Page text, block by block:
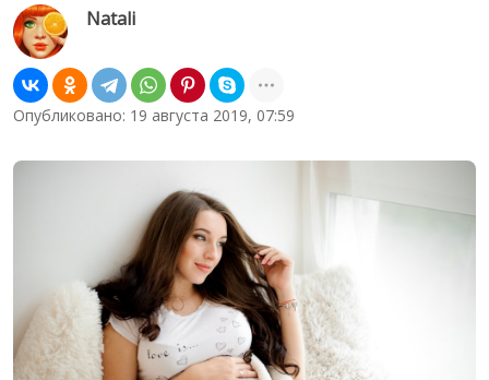
Natali
Опубликовано: 19 августа 2019, 07:59